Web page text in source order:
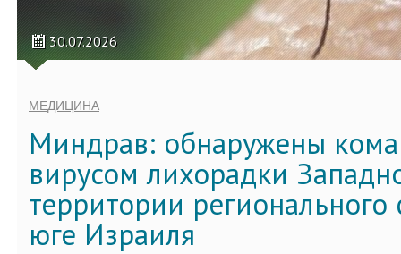
30.07.2026
МЕДИЦИНА
Миндрав: обнаружены
вирусом лихорадки
территории регионального
юге Израиля